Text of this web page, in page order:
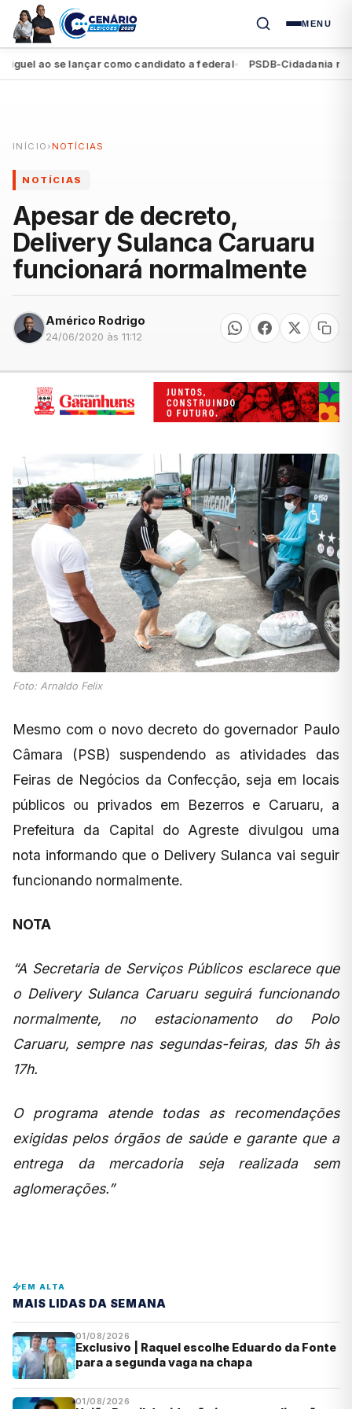
MENU
ao se lançar como candidato a federal● PSDB-Cidadania
INÍCIO › NOTÍCIAS
NOTÍCIAS
Apesar de decreto,
Delivery Sulanca Caruaru
funcionará normalmente
Américo Rodrigo
24/06/2020 às 11:12
Foto: Arnaldo Felix
Mesmo com o novo decreto do governador Paulo
Câmara (PSB) suspendendo as atividades das
Feiras de Negócios da Confecção, seja em locais
públicos ou privados em Bezerros e Caruaru, a
Prefeitura da Capital do Agreste divulgou uma
nota informando que o Delivery Sulanca vai seguir
funcionando normalmente.
NOTA
“A Secretaria de Serviços Públicos esclarece que
o Delivery Sulanca Caruaru seguirá funcionando
normalmente, no estacionamento do Polo
Caruaru, sempre nas segundas-feiras, das 5h às
17h.
O programa atende todas as recomendações
exigidas pelos órgãos de saúde e garante que a
entrega da mercadoria seja realizada sem
aglomerações.”
EM ALTA
MAIS LIDAS DA SEMANA
01/08/2026
Exclusivo | Raquel escolhe Eduardo da Fonte
para a segunda vaga na chapa
01/08/2026